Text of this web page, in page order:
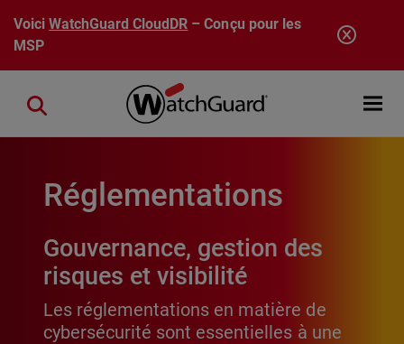
Aller au contenu principal
VoiciWatchGuard CloudDR – Conçu pour les
MSP
Open
Close search
Réglementations
Gouvernance, gestion des
risques et visibilité
Les réglementations en matière de
cybersécurité sont essentielles à une